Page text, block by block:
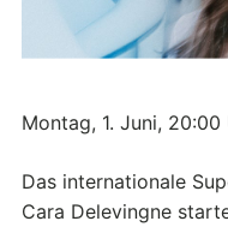
Montag, 1. Juni,
Das internationale
Cara Delevingne